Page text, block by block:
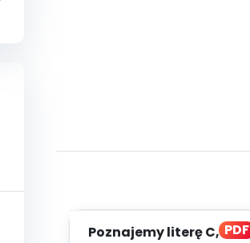
PDF
Poznajemy literę C, cz. 1